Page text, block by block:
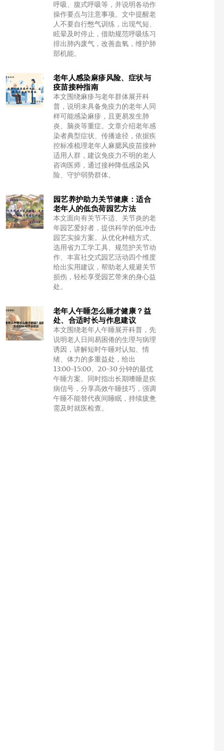
呼吸、腹式呼吸等，并说明各动作
操作要点与注意事项。文中提醒老
人不要自行憋气训练，出现气短、
眩晕及时停止，借助规范呼吸练习
排出肺内废气，改善血氧，维护肺
部机能。
老年人感染麻疹风险、症状与
疫苗接种指南
本文围绕麻疹与老年群体展开科
普，说明未具备免疫力的老年人同
样可能感染麻疹，且更易发生肺
炎、脑炎等重症。文章介绍老年感
染者典型症状、传播途径，依据疾
控标准梳理老年人麻腮风疫苗接种
适用人群，建议免疫力不明的老人
咨询医师，通过接种降低感染风
险、守护弱势群体。
园艺养护助力关节健康：适合
老年人的低负荷园艺方法
本文面向有关节不适、关节炎的老
年园艺爱好者，提供科学的低冲击
园艺实操方案。从优化种植方式、
选用省力工学工具、规范护关节动
作、丰富社交式园艺活动四个维度
给出实用建议，帮助老人规避关节
损伤，轻松享受园艺带来的身心益
处。
老年人午睡怎么睡才健康？益
处、合适时长与作息建议
本文围绕老年人午睡展开科普，先
说明老人日间易困倦的生理与病理
诱因，讲解短时午睡对认知、情
绪、体力的多重益处，给出
13:00-15:00、20-30 分钟的最优
午睡方案。同时指出长期嗜睡是疾
病信号，分享高效午睡技巧，强调
午睡不能替代夜间睡眠，持续疲惫
需及时就医检查。